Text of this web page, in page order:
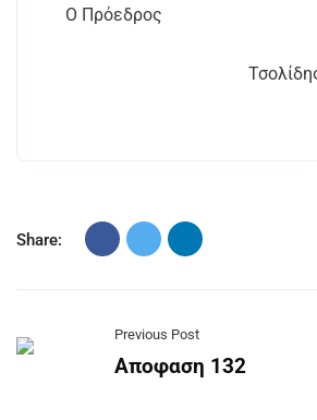
Ο Πρόεδρος
Τσολίδης
Share:
Previous Post
Αποφαση 132